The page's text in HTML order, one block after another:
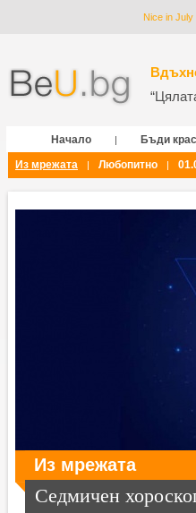
Nice in
Начало | Бъди
Из мрежата
| Любопитно |
Из мрежата
Седмичен